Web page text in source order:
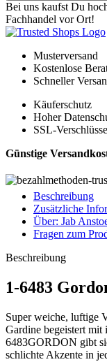
Bei uns kaufst Du
Fachhandel vor Ort!
Musterversand
Kostenlose
Schneller
Käuferschutz
Hoher
SSL-
Günstige
Beschreibung
Zusätzliche
Über: Jab
Fragen zum
Beschreibung
1-6483
Super weiche, luftige
Gardine begeistert
6483GORDON gibt
schlichte Akzente in